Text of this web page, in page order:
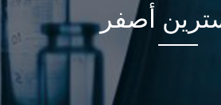
أصفر